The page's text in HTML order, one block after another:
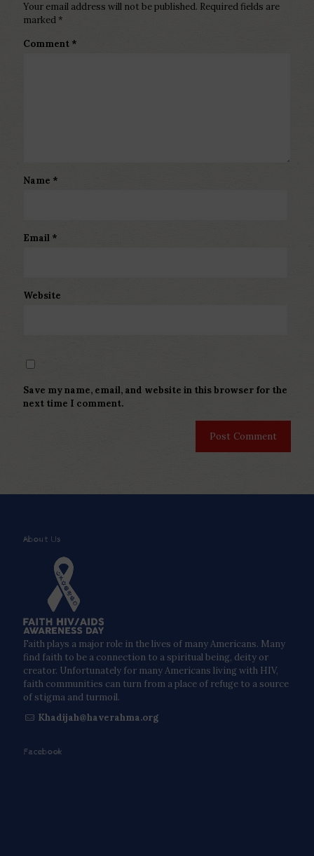
Your email address will not be published. Required fields are
marked *
Comment *
Name *
Email *
Website
Save my name, email, and website in this browser for the
next time I comment.
About Us
Faith plays a major role in the lives of many Americans. Many
find faith to be a connection to a spiritual being, deity or
creator. Unfortunately for many Americans living with HIV,
faith communities can turn from a place of refuge to a source
of stigma and turmoil.
Khadijah@haverahma.org
Facebook